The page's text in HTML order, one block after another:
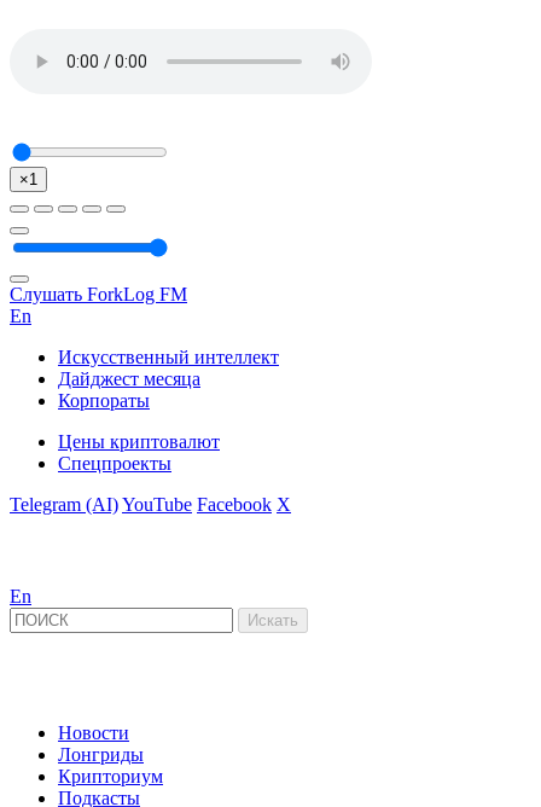
×1
Слушать ForkLog FM
En
Искусственный интеллект
Дайджест месяца
Корпораты
Цены криптовалют
Спецпроекты
Telegram (AI)YouTube Facebook X
En
Новости
Лонгриды
Крипториум
Подкасты